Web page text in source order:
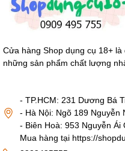
Cửa hàng Shop dụng cụ 18+
những sản phẩm chất lượng
- TP.HCM: 231 Dương Bá
- Hà Nội: Ngõ 189 Nguyễn
- Biên Hoà: 953 Nguyễn Ái
Mua hàng tại https://